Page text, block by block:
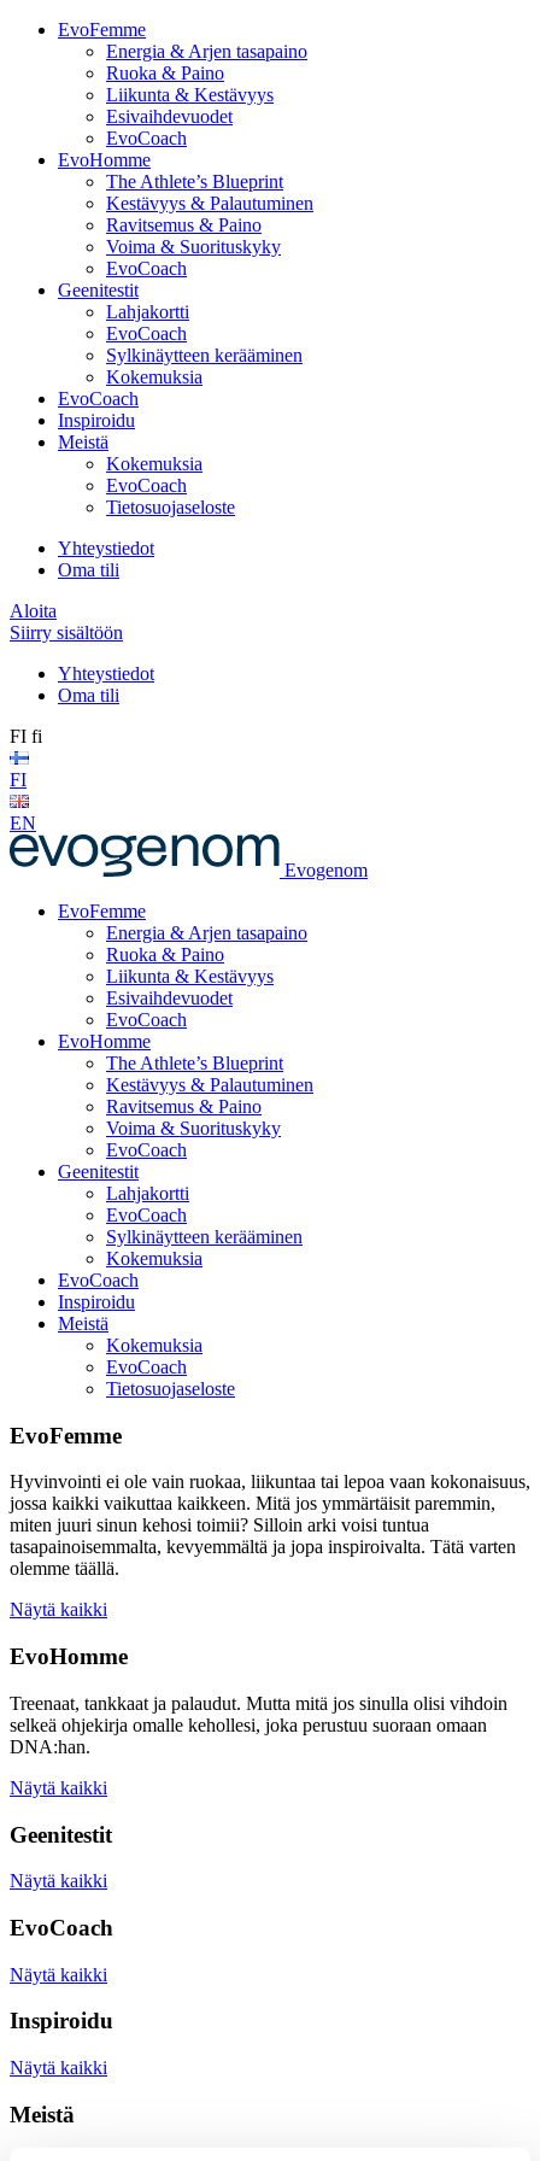
EvoFemme
Energia & Arjen tasapaino
Ruoka & Paino
Liikunta & Kestävyys
Esivaihdevuodet
EvoCoach
EvoHomme
The Athlete’s Blueprint
Kestävyys & Palautuminen
Ravitsemus & Paino
Voima & Suorituskyky
EvoCoach
Geenitestit
Lahjakortti
EvoCoach
Sylkinäytteen kerääminen
Kokemuksia
EvoCoach
Inspiroidu
Meistä
Kokemuksia
EvoCoach
Tietosuojaseloste
Yhteystiedot
Oma tili
Aloita
Siirry sisältöön
Yhteystiedot
Oma tili
FI fi
FI
EN
Evogenom
EvoFemme
Energia & Arjen tasapaino
Ruoka & Paino
Liikunta & Kestävyys
Esivaihdevuodet
EvoCoach
EvoHomme
The Athlete’s Blueprint
Kestävyys & Palautuminen
Ravitsemus & Paino
Voima & Suorituskyky
EvoCoach
Geenitestit
Lahjakortti
EvoCoach
Sylkinäytteen kerääminen
Kokemuksia
EvoCoach
Inspiroidu
Meistä
Kokemuksia
EvoCoach
Tietosuojaseloste
EvoFemme
Hyvinvointi ei ole vain ruokaa, liikuntaa tai lepoa vaan kokonaisuus,
jossa kaikki vaikuttaa kaikkeen. Mitä jos ymmärtäisit paremmin,
miten juuri sinun kehosi toimii? Silloin arki voisi tuntua
tasapainoisemmalta, kevyemmältä ja jopa inspiroivalta. Tätä varten
olemme täällä.
Näytä kaikki
EvoHomme
Treenaat, tankkaat ja palaudut. Mutta mitä jos sinulla olisi vihdoin
selkeä ohjekirja omalle kehollesi, joka perustuu suoraan omaan
DNA:han.
Näytä kaikki
Geenitestit
Näytä kaikki
EvoCoach
Näytä kaikki
Inspiroidu
Näytä kaikki
Meistä